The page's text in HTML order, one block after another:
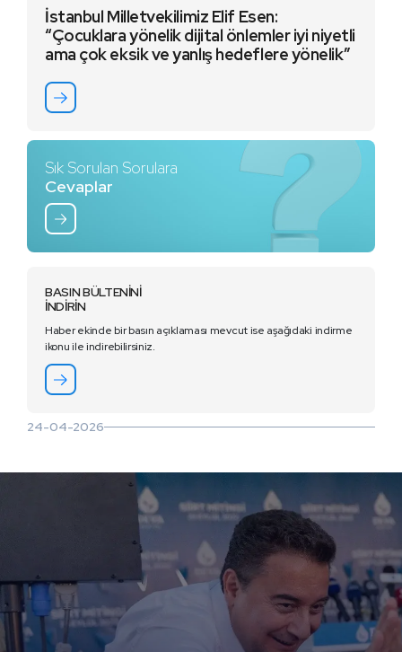
İstanbul Milletvekilimiz Elif Esen:
“Çocuklara yönelik dijital önlemler iyi niyetli
ama çok eksik ve yanlış hedeflere yönelik”
Sık Sorulan Sorulara
Cevaplar
BASIN BÜLTENİNİ
İNDİRİN
Haber ekinde bir basın açıklaması mevcut ise aşağıdaki indirme
ikonu ile indirebilirsiniz.
24-04-2026